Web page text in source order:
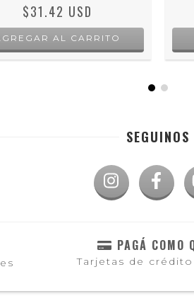
$31.42 USD
AL CARRITO
SEGUINOS
PAGÁ COMO
Tarjetas de